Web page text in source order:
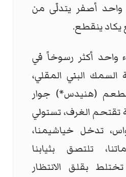
أصفر يتدلّى من
ينقطع.
أكثر رسوخاً في
السمك البني المقلي،
(هنيدس*) جوار
تقتحم الغرف، تستولي
تدخل خياشيمنا،
تلتصق بثيابنا
تختلط بقلق الانتظار